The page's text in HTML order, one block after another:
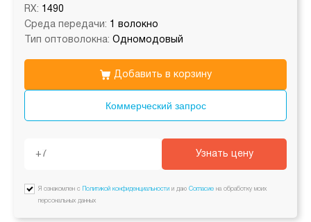
RX: 1490
Среда передачи: 1 волокно
Тип оптоволокна: Одномодовый
Коммерческий запрос
Добавить в корзину
Узнать цену
Я ознакомлен с Политикой конфиденциальности и даю Согласие на обработку моих
персональных данных